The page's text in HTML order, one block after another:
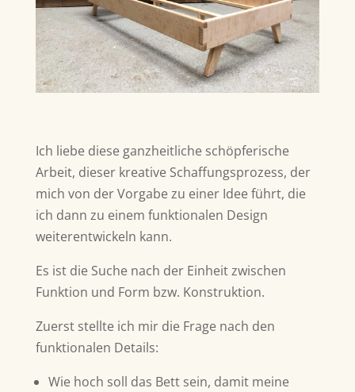
Ich liebe diese ganzheitliche schöpferische
Arbeit, dieser kreative Schaffungsprozess, der
mich von der Vorgabe zu einer Idee führt, die
ich dann zu einem funktionalen Design
weiterentwickeln kann.
Es ist die Suche nach der Einheit zwischen
Funktion und Form bzw. Konstruktion.
Zuerst stellte ich mir die Frage nach den
funktionalen Details:
Wie hoch soll das Bett sein, damit meine